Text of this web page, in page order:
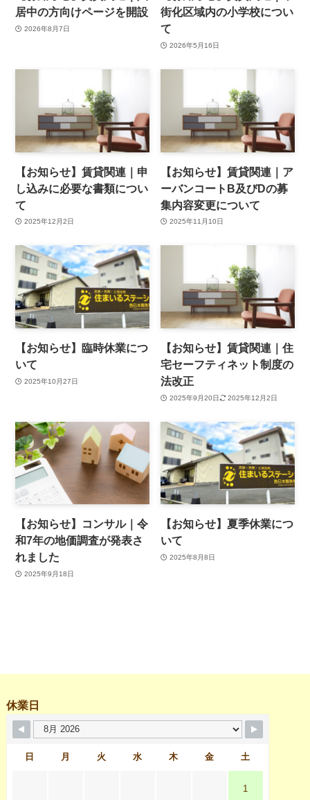
居中の方向けページを開設
2026年8月7日
街化区域内の小学校につい
て
2026年5月16日
【お知らせ】賃貸関連｜申
し込みに必要な書類につい
て
2025年12月2日
【お知らせ】賃貸関連｜ア
ーバンコートB及びDの募
集内容変更について
2025年11月10日
【お知らせ】臨時休業につ
いて
2025年10月27日
【お知らせ】賃貸関連｜住
宅セーフティネット制度の
法改正
2025年9月20日 2025年12月2日
【お知らせ】コンサル｜令
和7年の地価調査が発表さ
れました
2025年9月18日
【お知らせ】夏季休業につ
いて
2025年8月8日
休業日
日 月 火 水 木 金 土
1